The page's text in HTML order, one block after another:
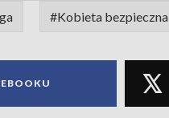
#Kobieta bezpieczna